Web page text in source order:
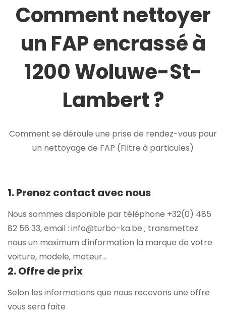
Comment nettoyer
un FAP encrassé à
1200 Woluwe-St-
Lambert ?
Comment se déroule une prise de rendez-vous pour
un nettoyage de FAP (Filtre à particules)
1. Prenez contact avec nous
Nous sommes disponible par téléphone +32(0) 485
82 56 33, email : info@turbo-ka.be ; transmettez
nous un maximum d'information la marque de votre
voiture, modele, moteur...
2. Offre de prix
Selon les informations que nous recevons une offre
vous sera faite